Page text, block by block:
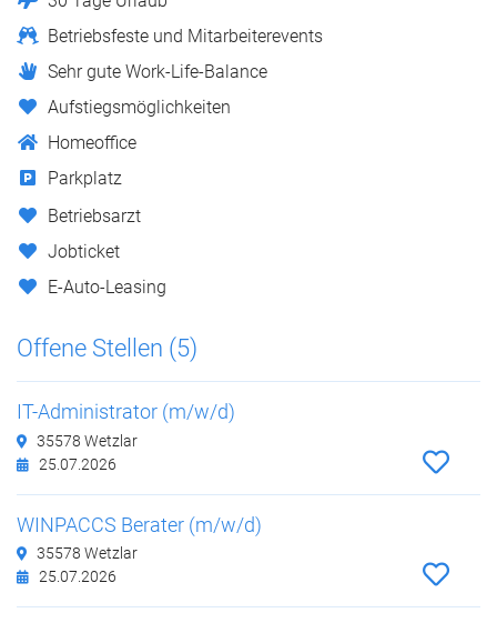
Betriebsfeste und Mitarbeiterevents
Sehr gute Work-Life-Balance
Aufstiegsmöglichkeiten
Homeoffice
Parkplatz
Betriebsarzt
Jobticket
E-Auto-Leasing
Offene Stellen (5)
IT-Administrator (m/w/d)
35578 Wetzlar
25.07.2026
WINPACCS Berater (m/w/d)
35578 Wetzlar
25.07.2026